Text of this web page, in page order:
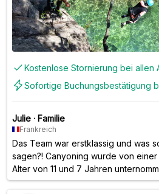
Kostenlose Stornierung bei allen
Sofortige Buchungsbestätigung
Julie · Familie
Frankreich
Das Team war erstklassig und was
sagen?! Canyoning wurde von einer
Alter von 11 und 7 Jahren